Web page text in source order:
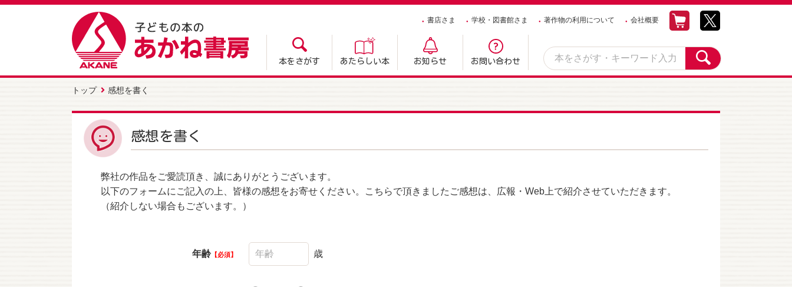
書店さま 学校・図書館さま 著作物の利用について 会社概要
本をさがす あたらしい本 お知らせ お問い合わせ
トップ 感想を書く
感想を書く
弊社の作品をご愛読頂き、誠にありがとうございます。
以下のフォームにご記入の上、皆様の感想をお寄せください。こちらで頂きましたご感想は、広報・Web上で紹介させていただきます。
（紹介しない場合もございます。）
年齢 必須 歳